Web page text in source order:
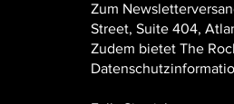
Zum
Street, Suite 404,
Zudem bietet The